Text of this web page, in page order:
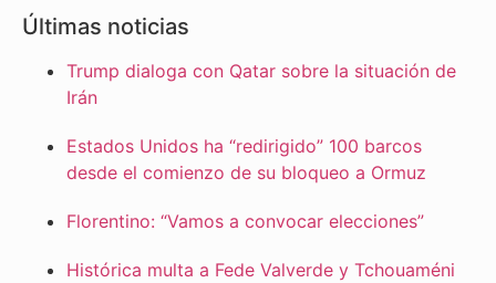
Últimas noticias
Trump dialoga con Qatar sobre la situación de
Irán
Estados Unidos ha “redirigido” 100 barcos
desde el comienzo de su bloqueo a Ormuz
Florentino: “Vamos a convocar elecciones”
Histórica multa a Fede Valverde y Tchouaméni